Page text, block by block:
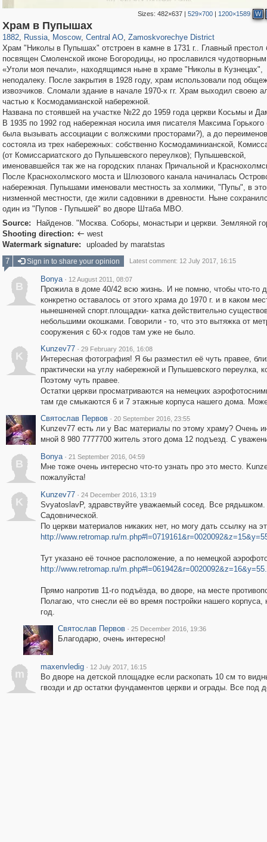
Sizes:482×637 |529×700 | 1200×1589 W
Храм в Пупышах
1882, Russia
1,406,840 29,243
, Moscow
319,864 8,286
, Central AO
160,012
, Zamoskvorechye District
Храм "Николы в Пупышах" отстроен в камне в 1731 г.. Главный престол
посвящен Смоленской иконе Богородицы, но прославился
«Утоли моя печали», находящимся ныне в храме "Николы в Кузнецах",
неподалеку. После закрытия в 1928 году, храм использовали под
извозчиков. Сломали здание в начале 1970-х гг. Храм выходил своею
частью к Космодамианской набережной.
Названа по стоявшей на участке №22 до 1959 года церкви Косьмы и
В 1935 по 1992 год набережная носила имя писателя Максима
была вызывать ассоциации с волжскими просторами?), а до
состояла из трех набережных: собственно Космодаминианской,
(от Комиссариатского до Пупышевского переулков); Пупышевской,
именовавшейся так же на городских планах Причальной и
После Краснохолмского моста и Шлюзового канала начиналась
набережная. Пупышами именовали местность за холмики, "Пупы", в
низменной местности, где жили садовники в древности. Ныне
один из "Пупов - Пупышей" во дворе Штаба МВО.
Source:
Найденов. "Москва. Соборы, монастыри и церкви. Земляной
Shooting direction:  west
Watermark signature:
uploaded by maratstas
7
Sign in to share your opinion Latest comment: 12 July 2017, 16:15
B
Bonya · 12 August 2011, 08:07
Прожила в доме 40/42 всю жизнь. И не помню, чтобы что-то
конкретно оставалось от этого храма до 1970 г. и в каком
нынешненей спорт.площадки- катка действительно
небольшими окошками. Говорили - то, что это вытяжка от
сооружения с 60-х годов там уже не было.
K
Kunzev77 · 29 February 2016, 16:08
Интересная фотография! Я бы разместил её чуть правее,
практически на углу набережной и Пупышевского переулка,
Поэтому чуть правее.
Остатки церкви просматриваются на немецких
там где смыкаются 6 и 7 этажные корпуса нашего дома.
Святослав Первов · 20 September 2016, 23:55
Kunzev77 есть ли у Вас материалы по этому храму? Очень
мной 8 980 7777700 житель этого дома 12 подъезд. С
B
Bonya · 21 September 2016, 04:59
Мне тоже очень интересно что-то узнать про это место.
пожалуйста!
K
Kunzev77 · 24 December 2016, 13:19
SvyatoslavP, здравствуйте уважаемый сосед. Все
Садовнической.
По церкви материалов никаких нет, но могу дать ссылку на
http://www.retromap.ru/
Тут указано её точное расположение, а по немецкой
http://www.retromap.ru/
Прямо напротив 11-го подъёзда, во дворе, на месте
Полагаю, что снесли её во время постройки нашего
год.
Святослав Первов · 25 December 2016, 19:36
Благодарю, очень интересно!
m
maxenvledig · 12 July 2017, 16:15
Во дворе на детской площадке если раскопать 10 см то
гвозди и др остатки фундаментов церкви и ограды. Все под